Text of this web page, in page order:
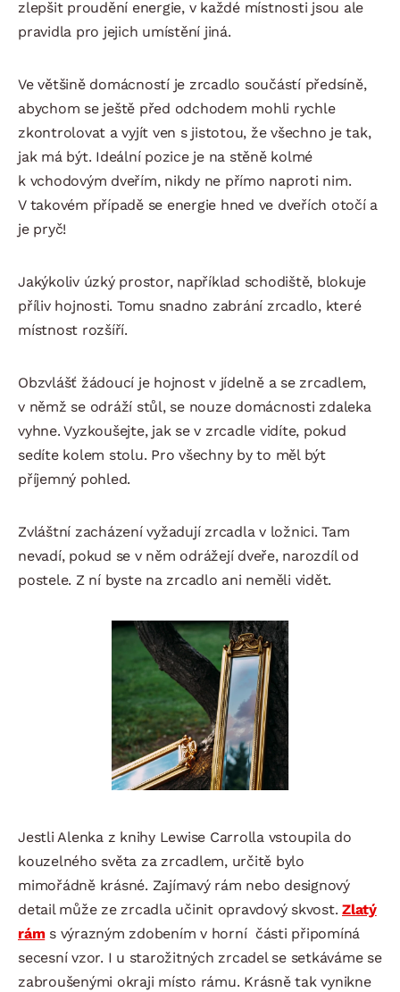
zlepšit proudění energie, v každé místnosti jsou ale
pravidla pro jejich umístění jiná.
Ve většině domácností je zrcadlo součástí předsíně,
abychom se ještě před odchodem mohli rychle
zkontrolovat a vyjít ven s jistotou, že všechno je tak,
jak má být. Ideální pozice je na stěně kolmé
k vchodovým dveřím, nikdy ne přímo naproti nim.
V takovém případě se energie hned ve dveřích otočí a
je pryč!
Jakýkoliv úzký prostor, například schodiště, blokuje
příliv hojnosti. Tomu snadno zabrání zrcadlo, které
místnost rozšíří.
Obzvlášť žádoucí je hojnost v jídelně a se zrcadlem,
v němž se odráží stůl, se nouze domácnosti zdaleka
vyhne. Vyzkoušejte, jak se v zrcadle vidíte, pokud
sedíte kolem stolu. Pro všechny by to měl být
příjemný pohled.
Zvláštní zacházení vyžadují zrcadla v ložnici. Tam
nevadí, pokud se v něm odrážejí dveře, narozdíl od
postele. Z ní byste na zrcadlo ani neměli vidět.
Jestli Alenka z knihy Lewise Carrolla vstoupila do
kouzelného světa za zrcadlem, určitě bylo
mimořádně krásné. Zajímavý rám nebo designový
detail může ze zrcadla učinit opravdový skvost. Zlatý
ráms výrazným zdobením v horní části připomíná
secesní vzor. I u starožitných zrcadel se setkáváme se
zabroušenými okraji místo rámu. Krásně tak vynikne